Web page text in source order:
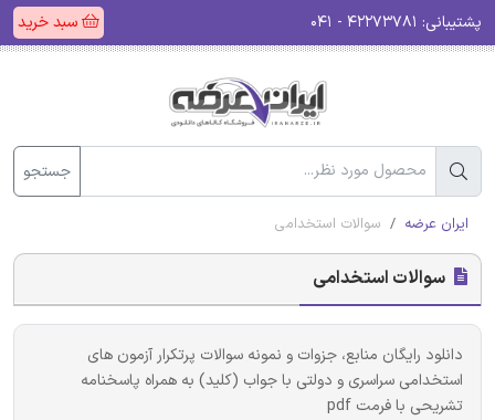
پشتیبانی: سبد خرید
جستجو
ایران عرضه سوالات استخدامی
سوالات استخدامی
دانلود رایگان منابع، جزوات و نمونه سوالات پرتکرار آزمون های
استخدامی سراسری و دولتی با جواب (کلید) به همراه پاسخنامه
تشریحی با فرمت pdf